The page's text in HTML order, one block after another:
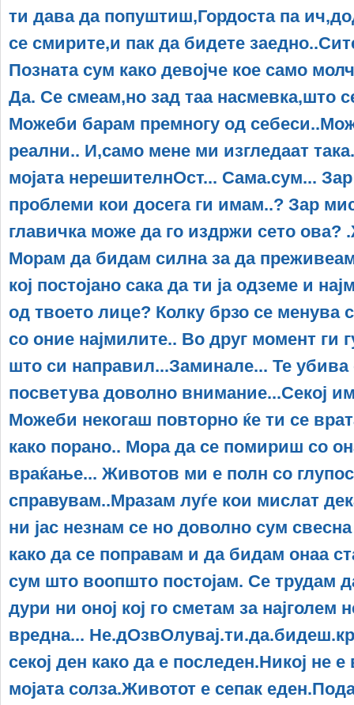
ти дава да попуштиш,Гордоста па
се смирите,и пак да бидете
Позната сум како девојче кое само
Да. Се смеам,но зад таа насмевка,што
Можеби барам премногу од
реални.. И,само мене ми изгледаат
мојата нерешителнОст... Сама.сум...
проблеми кои досега ги имам..? Зар
главичка може да го издржи сето
Мoрам да бидам силна за да
кој постојано сака да ти ја одземе и
од твоето лице? Колку брзо се менува
со оние најмилите.. Во друг момент
што си направил...Заминале... Те убива
посветува доволно внимание...Секој
Можеби некогаш повторно ќе ти се
како порано.. Мора да се помириш со
враќање... Животов ми е полн со
справувам..Мразам луѓе кои мислат
ни јас незнам се но доволно сум
како да се поправам и да бидам онаа
сум што воопшто постојам. Се трудам
дури ни оној кој го сметам за најголем
вредна...
секој ден како да е последен.Никој не
мојата солза.Животот е сепак